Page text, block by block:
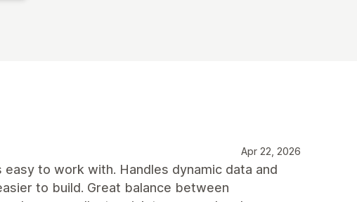
Apr 22, 2026
to work with. Handles dynamic data and
to build. Great balance between